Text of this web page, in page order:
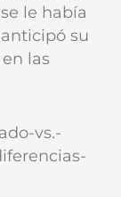
le había
su
las
vs.-